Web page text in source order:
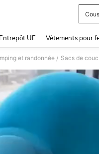
Entrepôt UE Vêtements pour
et randonnée / Sacs de